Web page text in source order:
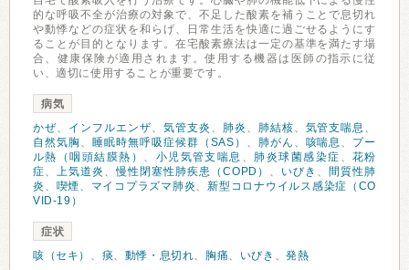
的な呼吸不全が治療の対象で、不足した酸素を補うことで息切れ
や動悸などの症状を和らげ、日常生活を快適に過ごせるようにす
ることが目的となります。在宅酸素療法は一定の基準を満たす場
合、健康保険が適用されます。使用する機器は医師の指示に従
い、適切に使用することが重要です。
病気
かぜ、 インフルエンザ、 気管支炎 、 肺炎 、 肺結核、 気管支喘息 、
自然気胸 、 睡眠時無呼吸症候群（SAS） 、 肺がん 、 咳喘息 、 プー
ル熱（咽頭結膜熱） 、 小児気管支喘息 、 肺炎球菌感染症 、 花粉
症、上気道炎 、慢性閉塞性肺疾患（COPD） 、 いびき 、 間質性肺
炎 、 喫煙 、 マイコプラズマ肺炎、新型コロナウイルス感染症（CO
VID-19）
症状
咳（セキ） 、 痰、 動悸・息切れ、 胸痛、 いびき 、発熱